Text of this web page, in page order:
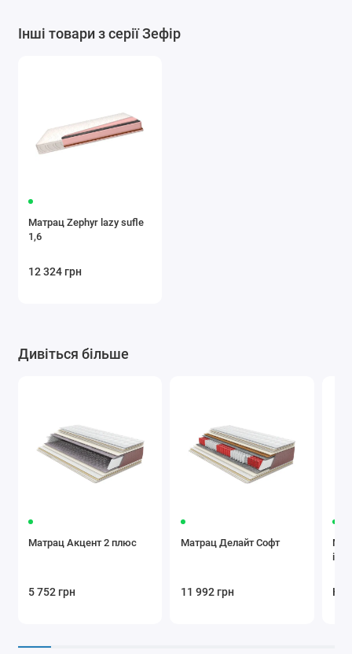
Інші товари з серії Зефір
Матрац Zephyr lazy sufle
1,6
12 324 грн
Дивіться більше
Матрац Акцент 2 плюс
5 752 грн
Матрац Делайт Софт
11 992 грн